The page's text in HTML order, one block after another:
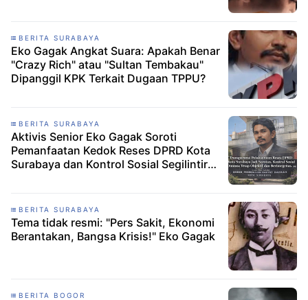
BERITA SURABAYA
Eko Gagak Angkat Suara: Apakah Benar
"Crazy Rich" atau "Sultan Tembakau"
Dipanggil KPK Terkait Dugaan TPPU?
BERITA SURABAYA
Aktivis Senior Eko Gagak Soroti
Pemanfaatan Kedok Reses DPRD Kota
Surabaya dan Kontrol Sosial Segilintir
BERITA SURABAYA
Tema tidak resmi: "Pers Sakit, Ekonomi
Berantakan, Bangsa Krisis!" Eko Gagak
BERITA BOGOR